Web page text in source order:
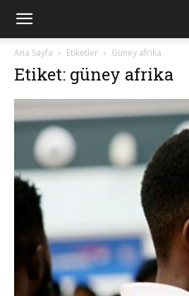
Ana Sayfa Etiketler Güney afrika
Etiket: güney afrika